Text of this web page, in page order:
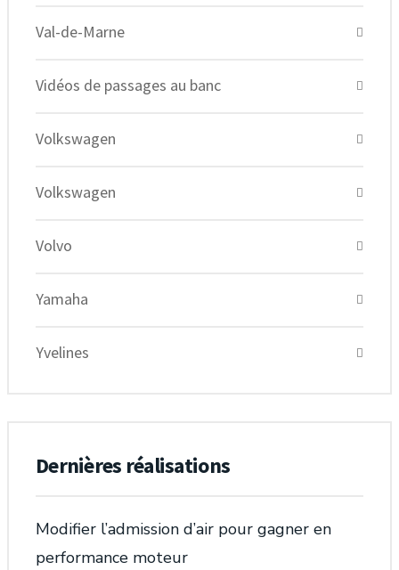
Val-de-Marne
Vidéos de passages au banc
Volkswagen
Volkswagen
Volvo
Yamaha
Yvelines
Dernières réalisations
Modifier l’admission d’air pour gagner en
performance moteur